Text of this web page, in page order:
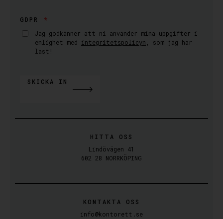
GDPR
Jag godkänner att ni använder mina uppgifter i
enlighet med integritetspolicyn , som jag har
last!
SKICKA IN
HITTA OSS
Lindövägen 41
602 28 NORRKÖPING
KONTAKTA OSS
info@kontorett.se